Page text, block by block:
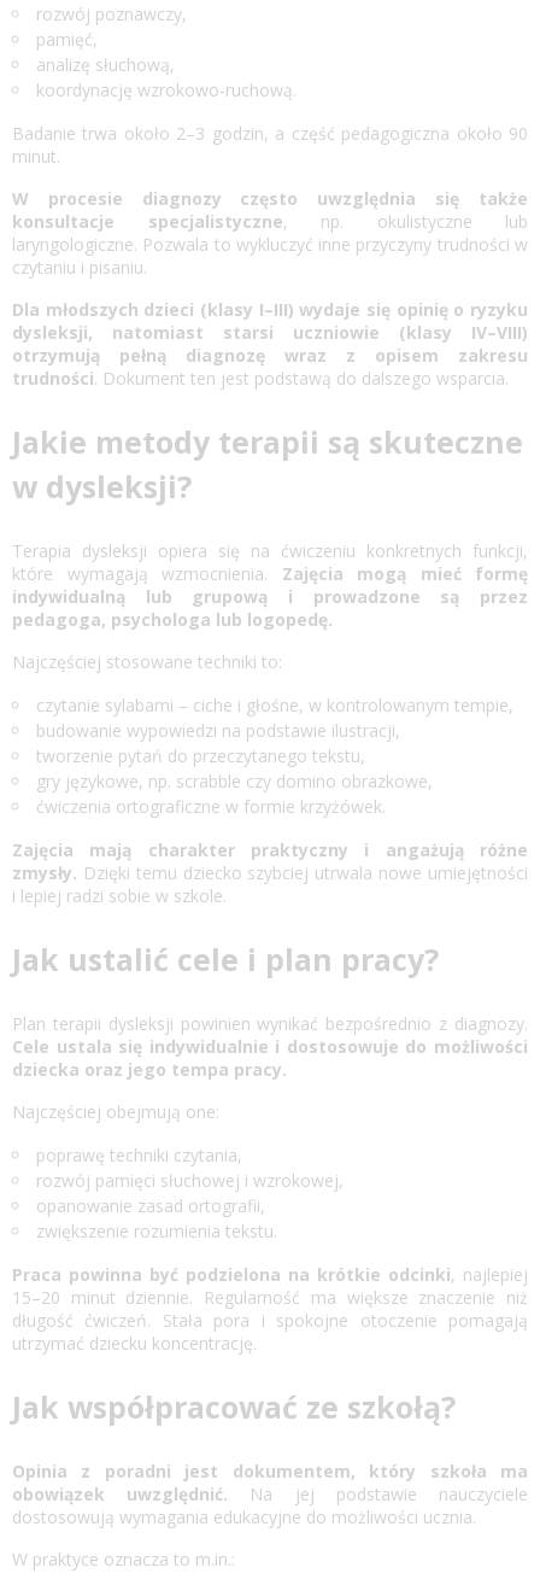
rozwój poznawczy,
pamięć,
analizę słuchową,
koordynację wzrokowo-ruchową.
Badanie trwa około 2–3 godzin, a część pedagogiczna około 90
minut.
W procesie diagnozy często uwzględnia się także
konsultacje specjalistyczne, np. okulistyczne lub
laryngologiczne. Pozwala to wykluczyć inne przyczyny trudności w
czytaniu i pisaniu.
Dla młodszych dzieci (klasy I–III) wydaje się opinię o ryzyku
dysleksji, natomiast starsi uczniowie (klasy IV–VIII)
otrzymują pełną diagnozę wraz z opisem zakresu
trudności. Dokument ten jest podstawą do dalszego wsparcia.
Jakie metody terapii są skuteczne
w dysleksji?
Terapia dysleksji opiera się na ćwiczeniu konkretnych funkcji,
które wymagają wzmocnienia. Zajęcia mogą mieć formę
indywidualną lub grupową i prowadzone są przez
pedagoga, psychologa lub logopedę.
Najczęściej stosowane techniki to:
czytanie sylabami – ciche i głośne, w kontrolowanym tempie,
budowanie wypowiedzi na podstawie ilustracji,
tworzenie pytań do przeczytanego tekstu,
gry językowe, np. scrabble czy domino obrazkowe,
ćwiczenia ortograficzne w formie krzyżówek.
Zajęcia mają charakter praktyczny i angażują różne
zmysły. Dzięki temu dziecko szybciej utrwala nowe umiejętności
i lepiej radzi sobie w szkole.
Jak ustalić cele i plan pracy?
Plan terapii dysleksji powinien wynikać bezpośrednio z diagnozy.
Cele ustala się indywidualnie i dostosowuje do możliwości
dziecka oraz jego tempa pracy.
Najczęściej obejmują one:
poprawę techniki czytania,
rozwój pamięci słuchowej i wzrokowej,
opanowanie zasad ortografii,
zwiększenie rozumienia tekstu.
Praca powinna być podzielona na krótkie odcinki, najlepiej
15–20 minut dziennie. Regularność ma większe znaczenie niż
długość ćwiczeń. Stała pora i spokojne otoczenie pomagają
utrzymać dziecku koncentrację.
Jak współpracować ze szkołą?
Opinia z poradni jest dokumentem, który szkoła ma
obowiązek uwzględnić. Na jej podstawie nauczyciele
dostosowują wymagania edukacyjne do możliwości ucznia.
W praktyce oznacza to m.in.: